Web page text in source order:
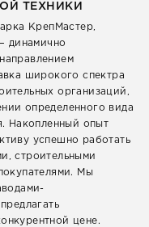
ТЕХНИКИ
КрепМастер,
динамично
широкого спектра
организаций,
определенного вида
Накопленный опыт
успешно работать
строительными
Мы
цене.